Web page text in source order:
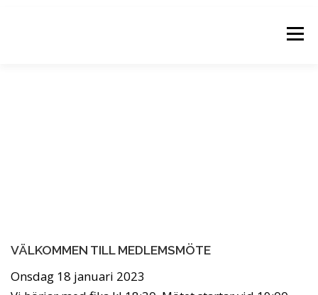
Meny
VÄLKOMMEN TILL MEDLEMSMÖTE
Onsdag 18 januari 2023